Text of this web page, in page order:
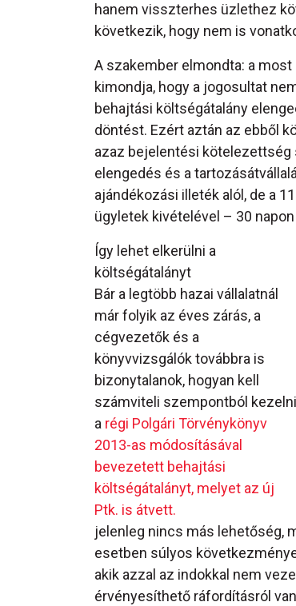
hanem visszterhes üzlethez
következik, hogy nem is
A szakember elmondta: a
kimondja, hogy a jogosultat
behajtási költségátalány
döntést. Ezért aztán az ebből
azaz bejelentési kötelezettség
elengedés és a
ajándékozási illeték alól, de a
ügyletek kivételével – 30
Így lehet elkerülni a
költségátalányt
Bár a legtöbb hazai vállalatnál
már folyik az éves zárás, a
cégvezetők és a
könyvvizsgálók továbbra is
bizonytalanok, hogyan kell
számviteli szempontból kezelni
a régi Polgári Törvénykönyv
2013-as módosításával
bevezetett behajtási
költségátalányt, melyet az új
Ptk. is átvett.
jelenleg nincs más lehetőség,
esetben súlyos
akik azzal az indokkal nem
érvényesíthető ráfordításról